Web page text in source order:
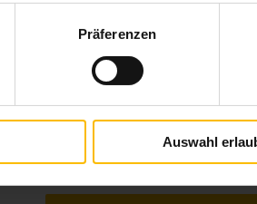
Präferenzen
Auswahl
LED-Stripe Lichtschiene
Heizstrahler
Bedienung mittels WMS
WMS Windsensor schützt
Tuchbeschriftung (Siebdruck)
Wandanschlussprofil mit